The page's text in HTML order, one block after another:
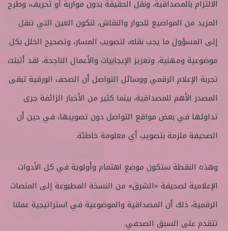
الالتزام بالمصداقية، ونقل الحقيقة بدون مواربة أو تحريف، وطرح
المزيد من المواضيع للحوار والنقاش، لنكون العين التي تنقل
إلى المسؤول ما يجب نقله، لتصويب المسار، وتصحيح الخلل بكل
موضوعية ومهنية، وتعزيز الإيجابيات والأعمال الناجحة، لقد أثبتت
تجربة الإعلام الرقمي ووسائل التواصل أن الصحف الورقية تبقى
المصدر الأهم للمصداقية، بينما كثير من الأخبار الزائفة جرى
تداولها في بعض مواقع التواصل دون تصويبها، في حين أن
الصحيفة ملزمة بتصويب أي معلومة خاطئة.
وهذه النقطة ستكون موضع اهتمام وأولوية في كل الأدوات
الإعلامية لصحيفة «الشرق» من النسخة المطبوعة إلى المنصات
الرقمية، ذلك أن المصداقية والموضوعية في استراتيجية عملنا
تتقدم على السبق الصحفي.